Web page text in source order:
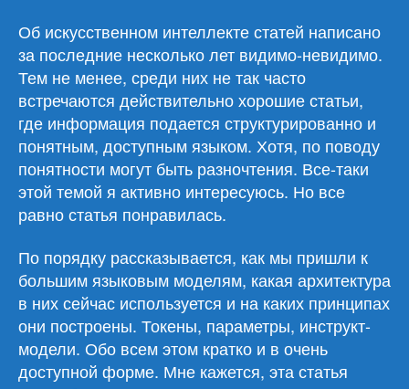
Об искусственном интеллекте статей написано
за последние несколько лет видимо-невидимо.
Тем не менее, среди них не так часто
встречаются действительно хорошие статьи,
где информация подается структурированно и
понятным, доступным языком. Хотя, по поводу
понятности могут быть разночтения. Все-таки
этой темой я активно интересуюсь. Но все
равно статья понравилась.
По порядку рассказывается, как мы пришли к
большим языковым моделям, какая архитектура
в них сейчас используется и на каких принципах
они построены. Токены, параметры, инструкт-
модели. Обо всем этом кратко и в очень
доступной форме. Мне кажется, эта статья